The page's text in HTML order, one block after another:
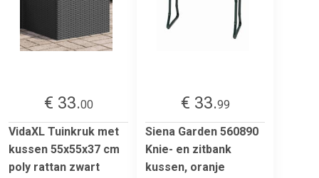
€ 33.00
VidaXL Tuinkruk met
kussen 55x55x37 cm
poly rattan zwart
€ 33.99
Siena Garden 560890
Knie- en zitbank
kussen, oranje